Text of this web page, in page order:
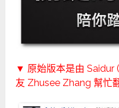
▼ 原始版本是由Saidur
友 Zhusee Zhang 幫忙